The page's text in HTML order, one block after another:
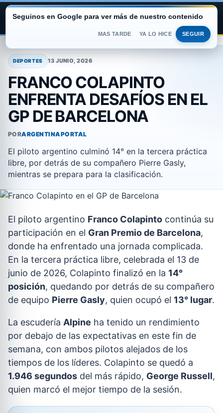
contenido
ARGENTINA PORTAL
DEPORTES 13 JUNIO, 2026
FRANCO COLAPINTO
ENFRENTA DESAFÍOS EN EL
GP DE BARCELONA
PORARGENTINAPORTAL
El piloto argentino culminó 14° en la tercera práctica
libre, por detrás de su compañero Pierre Gasly,
mientras se prepara para la clasificación.
El piloto argentino Franco Colapinto continúa su
participación en el Gran Premio de Barcelona,
donde ha enfrentado una jornada complicada.
En la tercera práctica libre, celebrada el 13 de
junio de 2026, Colapinto finalizó en la 14°
posición, quedando por detrás de su compañero
de equipo Pierre Gasly, quien ocupó el 13° lugar.
La escudería Alpine ha tenido un rendimiento
por debajo de las expectativas en este fin de
semana, con ambos pilotos alejados de los
tiempos de los líderes. Colapinto se quedó a
1.946 segundos del más rápido, George Russell,
quien marcó el mejor tiempo de la sesión.
Seguinos en Google para ver más de nuestro contenido
MAS TARDE YA LO HICE SEGUIR